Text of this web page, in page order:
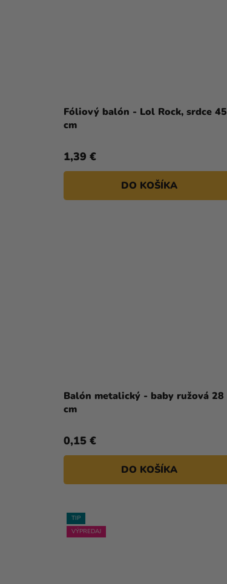
Fóliový balón - Lol Rock, srdce 45
cm
1,39 €
DO KOŠÍKA
Balón metalický - baby ružová 28
cm
0,15 €
DO KOŠÍKA
TIP
VÝPREDAJ